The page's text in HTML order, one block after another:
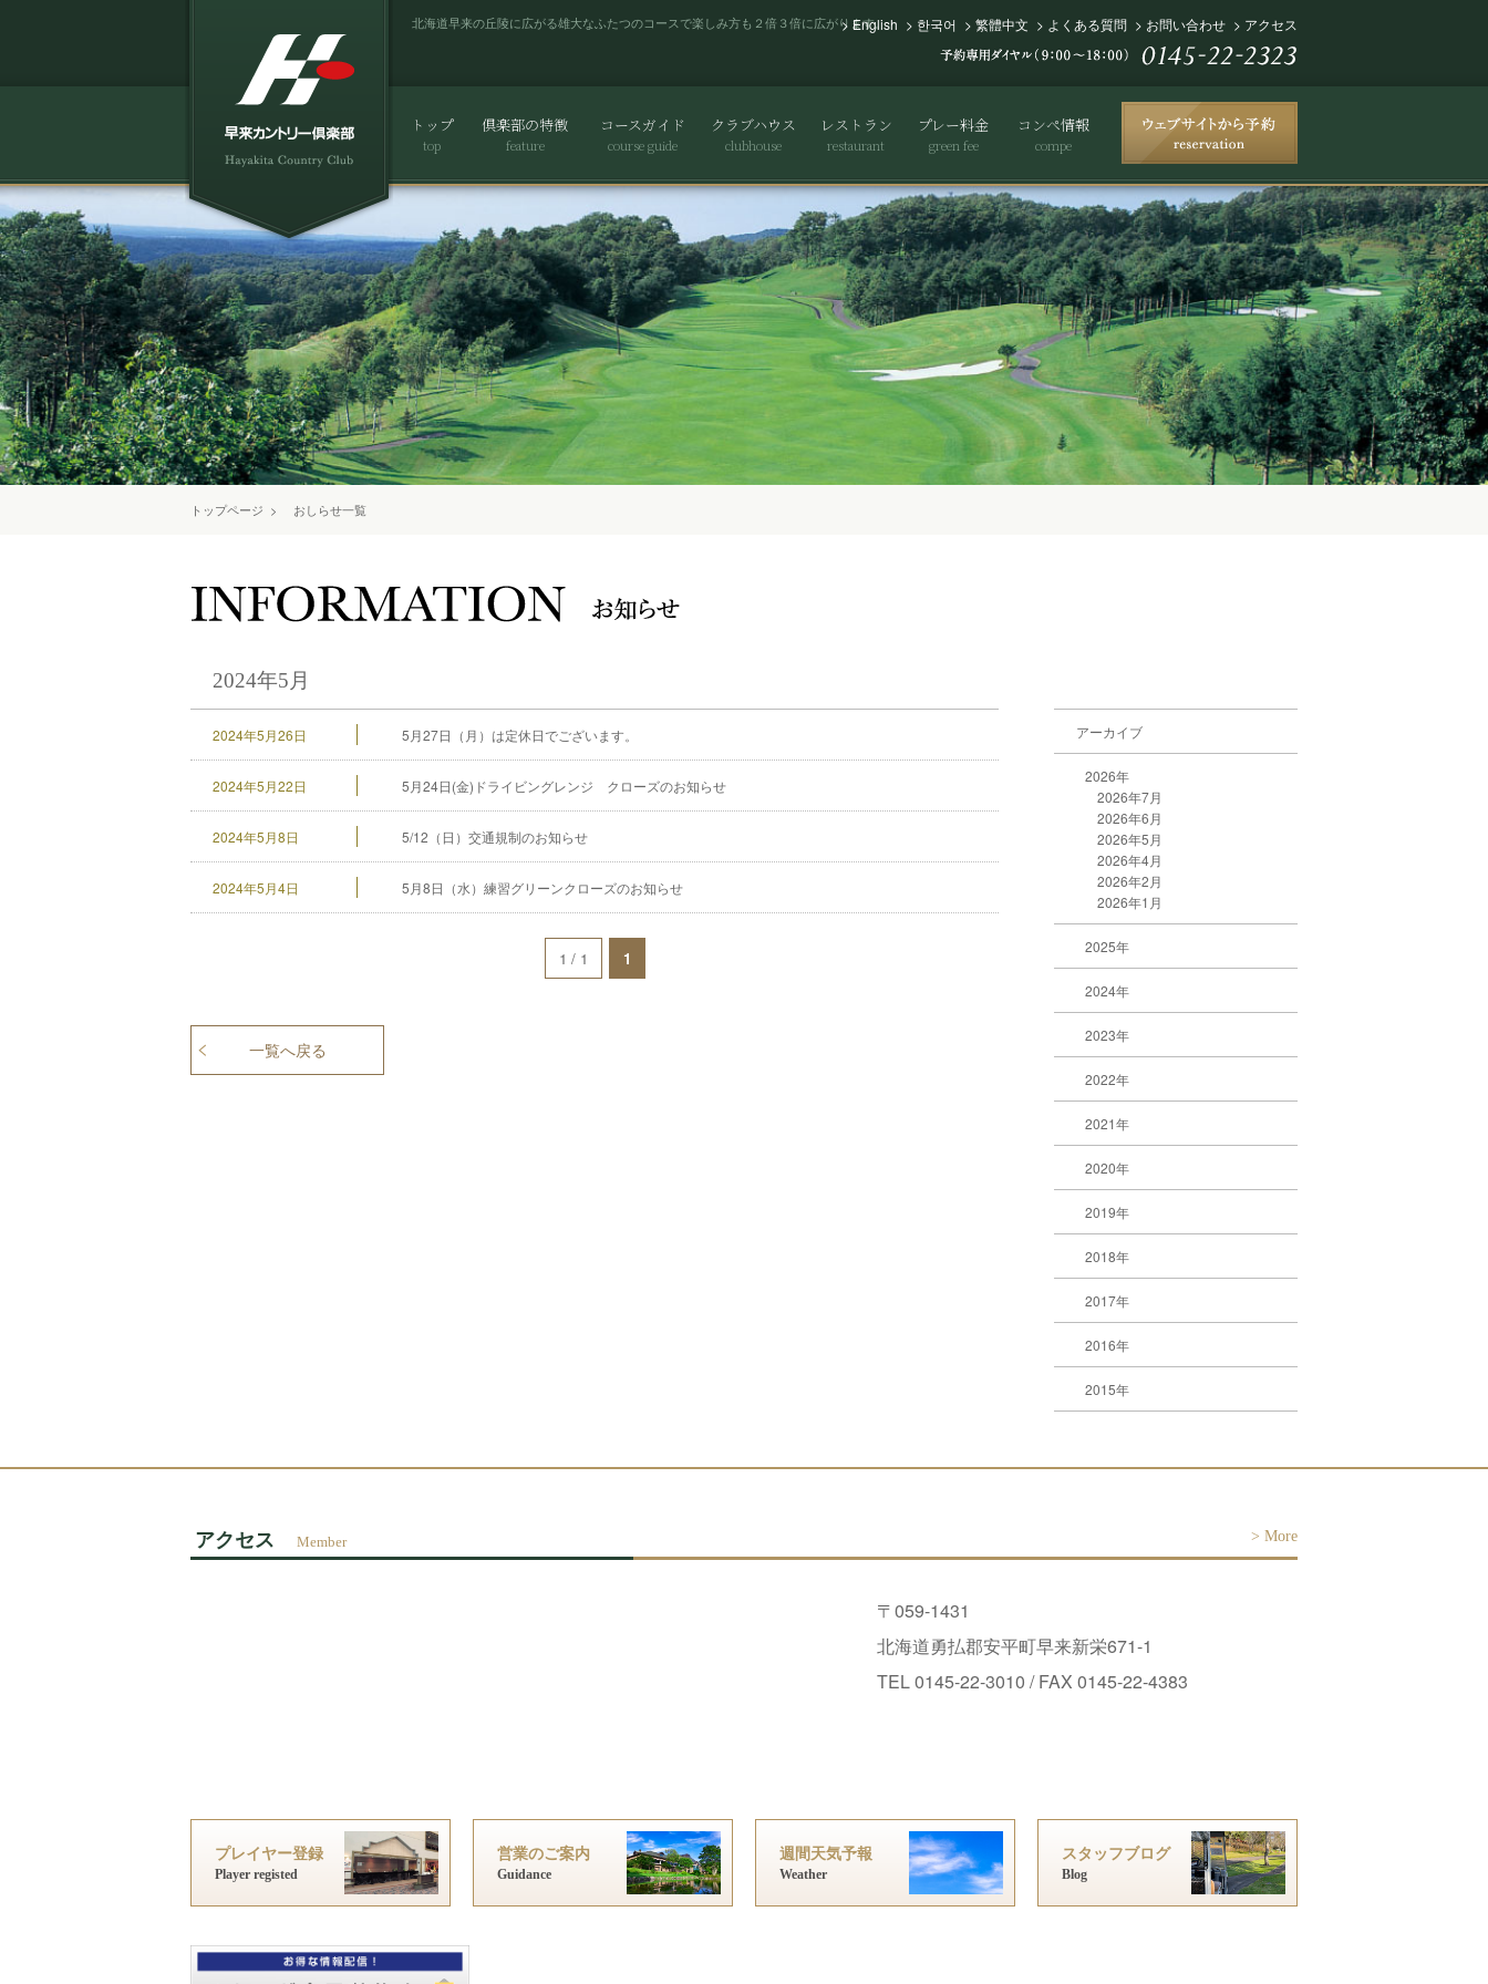
北海道早来の丘陵に広がる雄大なふたつのコースで楽しみ方も２倍３倍に広がります。
> English > 한국어 > 繁體中文 > よくある質問 > お問い合わせ > アクセス
トップ
top
倶楽部の特徴
feature
コースガイド
course guide
クラブハウス
clubhouse
レストラン
restaurant
プレー料金
green fee
コンペ情報
compe
トップページ > おしらせ一覧
2024年5月
2024年5月26日 5月27日（月）は定休日でございます。
2024年5月22日 5月24日(金)ドライビングレンジ クローズのお知らせ
2024年5月8日 5/12（日）交通規制のお知らせ
2024年5月4日 5月8日（水）練習グリーンクローズのお知らせ
1 / 1 1
一覧へ戻る
アーカイブ
2026年
2026年7月
2026年6月
2026年5月
2026年4月
2026年2月
2026年1月
2025年
2024年
2023年
2022年
2021年
2020年
2019年
2018年
2017年
2016年
2015年
アクセス > More
〒059-1431
北海道勇払郡安平町早来新栄671-1
TEL 0145-22-3010 / FAX 0145-22-4383
プレイヤー登録
Player registed
営業のご案内
Guidance
週間天気予報
Weather
スタッフブログ
Blog